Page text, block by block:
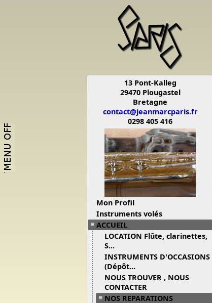
13 Pont-Kalleg
29470 Plougastel
Bretagne
contact@jeanmarcparis.fr
0298 405 416
Mon Profil
Instruments volés
ACCUEIL
LOCATION Flûte, clarinettes,
S...
INSTRUMENTS D'OCCASIONS
(Dépôt...
NOUS TROUVER , NOUS
CONTACTER
NOS REPARATIONS